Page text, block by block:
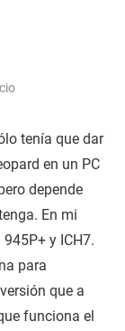
tenía que dar
en un PC
depende
En mi
y ICH7.
para
que a
funciona el